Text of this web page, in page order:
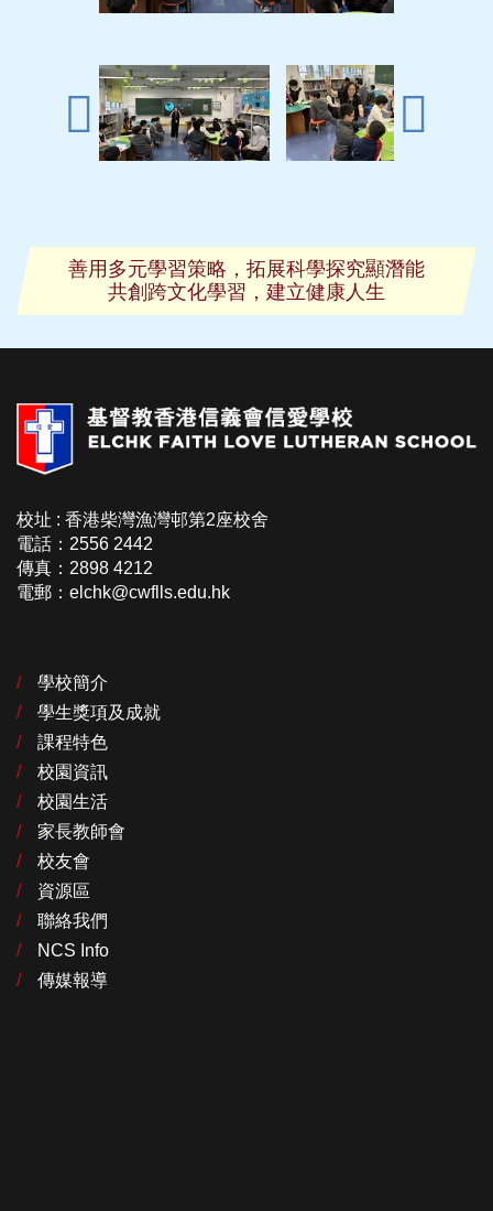
善用多元學習策略，拓展科學探究顯潛能
共創跨文化學習，建立健康人生
校址 : 香港柴灣漁灣邨第2座校舍
電話：2556 2442
傳真：2898 4212
電郵：elchk@cwflls.edu.hk
學校簡介
學生獎項及成就
課程特色
校園資訊
校園生活
家長教師會
校友會
資源區
聯絡我們
NCS Info
傳媒報導